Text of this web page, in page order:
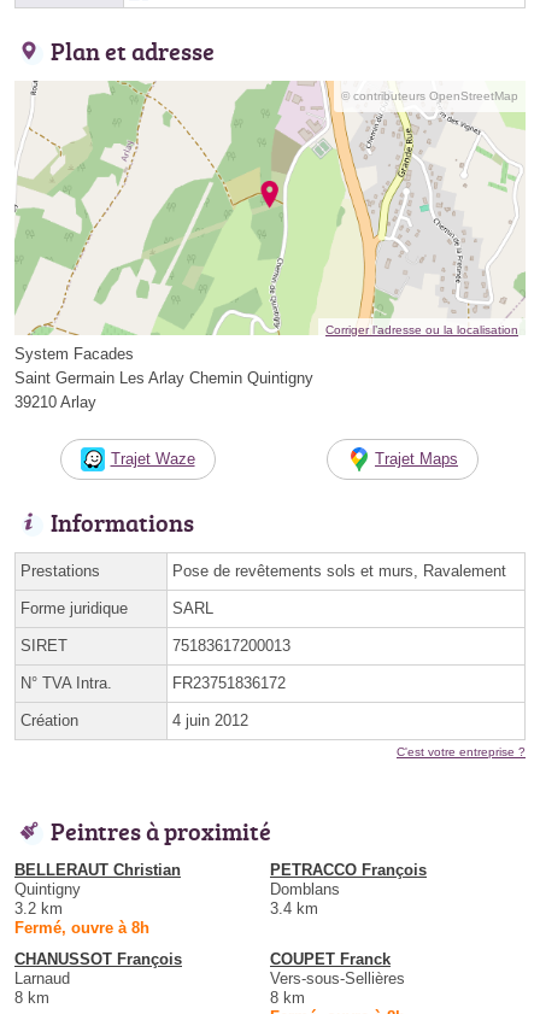
Plan et adresse
© contributeurs OpenStreetMap
Corriger l’adresse ou la localisation
System Facades
Saint Germain Les Arlay Chemin Quintigny
39210 Arlay
Trajet Waze Trajet Maps
Informations
Prestations Pose de revêtements sols et murs, Ravalement
Forme juridique SARL
SIRET 75183617200013
N° TVA Intra. FR23751836172
Création 4 juin 2012
C'est votre entreprise ?
Peintres à proximité
BELLERAUT Christian
Quintigny
3.2 km
Fermé, ouvre à 8h
PETRACCO François
Domblans
3.4 km
CHANUSSOT François
Larnaud
8 km
COUPET Franck
Vers-sous-Sellières
8 km